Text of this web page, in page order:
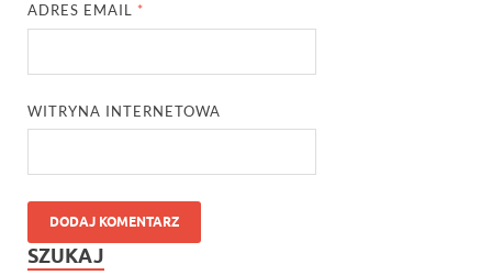
ADRES EMAIL *
WITRYNA INTERNETOWA
SZUKAJ